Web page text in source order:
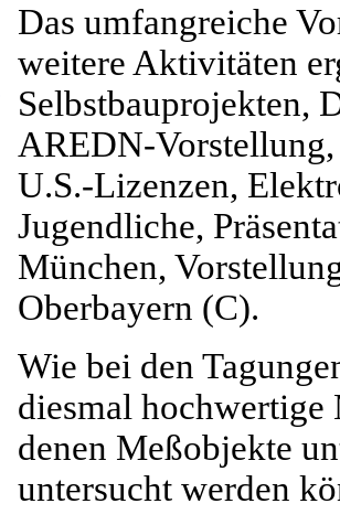
Das umfangreiche
weitere Aktivitäten
Selbstbauprojekten,
AREDN-
U.S.-Lizenzen,
Jugendliche,
München,
Oberbayern (C).
Wie bei den
diesmal hochwertige
denen Meßobjekte
untersucht werden